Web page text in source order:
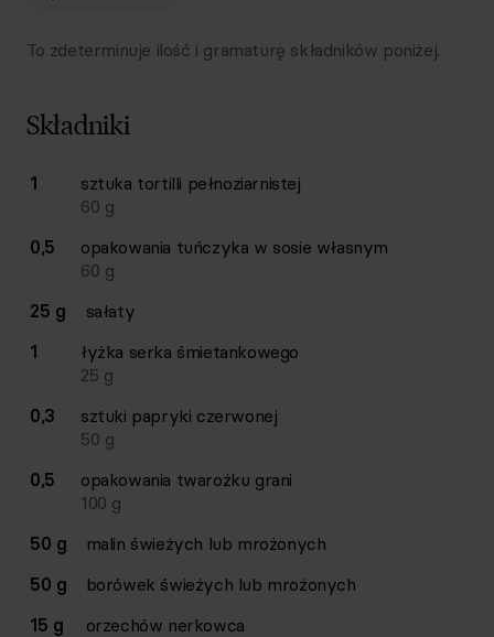
To zdeterminuje ilość i gramaturę składników poniżej.
Składniki
Lista składników przepisu z ilościami i wagami
Ilość Składnik
1 sztuka tortilli pełnoziarnistej
60 g
0,5
opakowania tuńczyka w sosie własnym
60 g
25 g
sałaty
1
łyżka serka śmietankowego
25 g
0,3
sztuki papryki czerwonej
50 g
0,5
opakowania twarożku grani
100 g
50 g
malin świeżych lub mrożonych
50 g
borówek świeżych lub mrożonych
15 g
orzechów nerkowca